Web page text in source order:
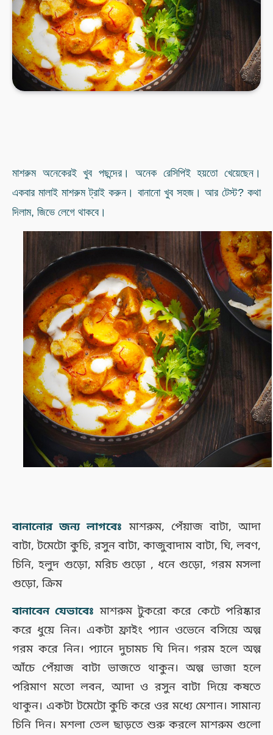
মাশরুম অনেকেরই খুব পছন্দের। অনেক রেসিপিই হয়তো খেয়েছেন।
একবার মালাই মাশরুম ট্রাই করুন। বানানো খুব সহজ। আর টেস্ট? কথা
দিলাম, জিভে লেগে থাকবে।
বানানোর জন্য লাগবেঃ মাশরুম, পেঁয়াজ বাটা, আদা
বাটা, টমেটো কুচি, রসুন বাটা, কাজুবাদাম বাটা, ঘি, লবণ,
চিনি, হলুদ গুড়ো, মরিচ গুড়ো , ধনে গুড়ো, গরম মসলা
গুড়ো, ক্রিম
বানাবেন যেভাবেঃমাশরুম টুকরো করে কেটে পরিষ্কার
করে ধুয়ে নিন। একটা ফ্রাইং প্যান ওভেনে বসিয়ে অল্প
গরম করে নিন। প্যানে দুচামচ ঘি দিন। গরম হলে অল্প
আঁচে পেঁয়াজ বাটা ভাজতে থাকুন। অল্প ভাজা হলে
পরিমাণ মতো লবন, আদা ও রসুন বাটা দিয়ে কষতে
থাকুন। একটা টমেটো কুচি করে ওর মধ্যে মেশান। সামান্য
চিনি দিন। মশলা তেল ছাড়তে শুরু করলে মাশরুম গুলো